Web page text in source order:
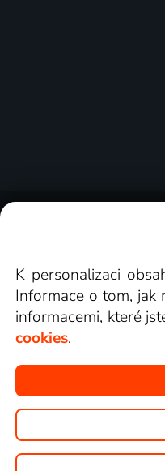
K personalizaci
Informace o tom, jak
informacemi, které
cookies.